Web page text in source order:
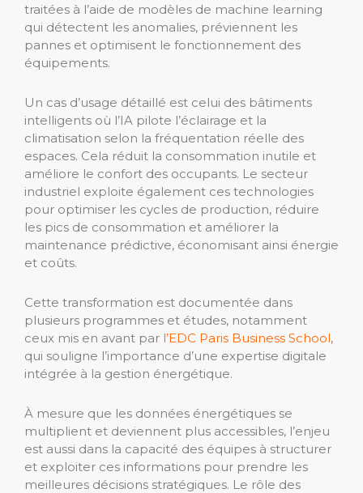
traitées à l’aide de modèles de machine learning
qui détectent les anomalies, préviennent les
pannes et optimisent le fonctionnement des
équipements.
Un cas d’usage détaillé est celui des bâtiments
intelligents où l’IA pilote l’éclairage et la
climatisation selon la fréquentation réelle des
espaces. Cela réduit la consommation inutile et
améliore le confort des occupants. Le secteur
industriel exploite également ces technologies
pour optimiser les cycles de production, réduire
les pics de consommation et améliorer la
maintenance prédictive, économisant ainsi énergie
et coûts.
Cette transformation est documentée dans
plusieurs programmes et études, notamment
ceux mis en avant par l’EDC Paris Business School,
qui souligne l’importance d’une expertise digitale
intégrée à la gestion énergétique.
À mesure que les données énergétiques se
multiplient et deviennent plus accessibles, l’enjeu
est aussi dans la capacité des équipes à structurer
et exploiter ces informations pour prendre les
meilleures décisions stratégiques. Le rôle des